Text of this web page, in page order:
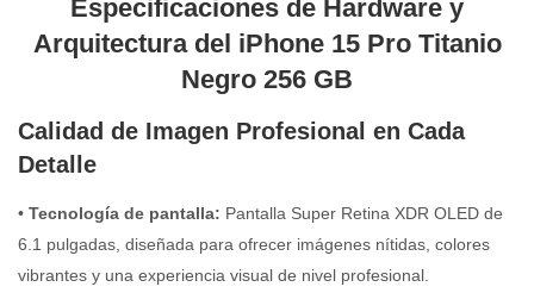
Especificaciones de Hardware y
Arquitectura del iPhone 15 Pro Titanio
Negro 256 GB
Calidad de Imagen Profesional en Cada
Detalle
• Tecnología de pantalla: Pantalla Super Retina XDR OLED de
6.1 pulgadas, diseñada para ofrecer imágenes nítidas, colores
vibrantes y una experiencia visual de nivel profesional.